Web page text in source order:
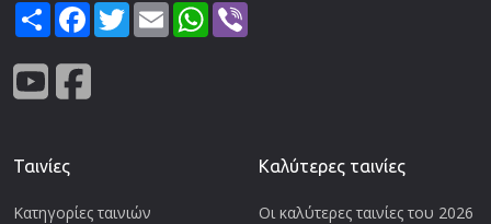
ShareFacebook
TwitterEmail WhatsApp
Ταινίες
Κατηγορίες ταινιών
Καλύτερες ταινίες
Οι καλύτερες ταινίες του 2026